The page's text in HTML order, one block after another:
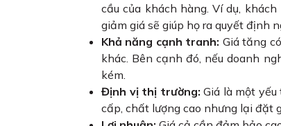
cầu của khách hàng. Ví dụ,
giảm giá sẽ giúp họ ra quyết định
Khả năng cạnh tranh: Giá tăng
khác. Bên cạnh đó, nếu doanh
kém.
Định vị thị trường:Giá là một
cấp, chất lượng cao nhưng lại đặt